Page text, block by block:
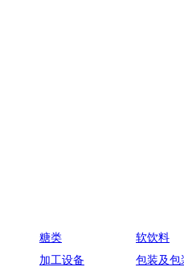
糖类
软饮料
加工设备 包装及包